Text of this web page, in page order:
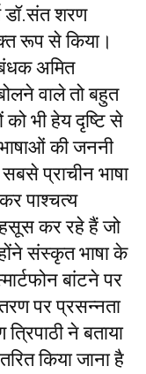
डॉ.संत शरण
रूप से किया।
अमित
वाले तो बहुत
भी हेय दृष्टि से
की जननी
प्राचीन भाषा
पाश्चत्य
कर रहे हैं जो
संस्कृत भाषा के
बांटने पर
पर प्रसन्नता
ने बताया
किया जाना है